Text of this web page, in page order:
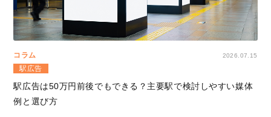
コラム 2026.07.15
駅広告
駅広告は50万円前後でもできる？主要駅で検討しやすい媒体
例と選び方